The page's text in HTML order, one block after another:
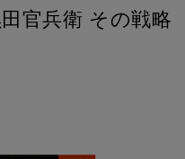
官兵衛 その戦略